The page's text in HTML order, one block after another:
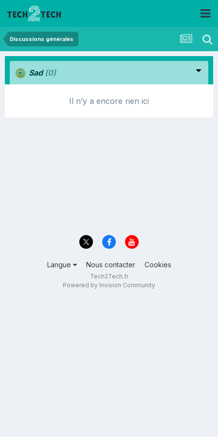
Discussions générales
Sad (0)
Il n’y a encore rien ici
Langue Nous contacter Cookies
Tech2Tech.fr
Powered by Invision Community